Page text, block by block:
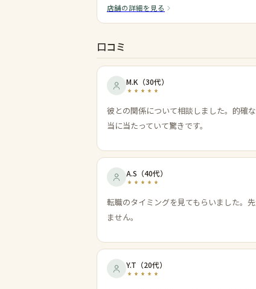
店舗の詳細を見る
口コミ
M.K （30代）
彼との関係について相談しました。的確
当に当たっていて驚きです。
A.S （40代）
転職のタイミングを見てもらいました。
ません。
Y.T （20代）